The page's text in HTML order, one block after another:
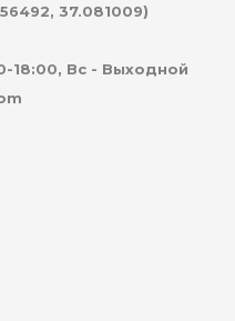
37.081009)
18:00, Вс - Выходной